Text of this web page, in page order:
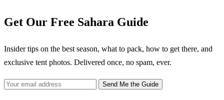
Get Our Free Sahara Guide
Insider tips on the best season, what to pack, how to get there, and
exclusive tent photos. Delivered once, no spam, ever.
Send Me the Guide